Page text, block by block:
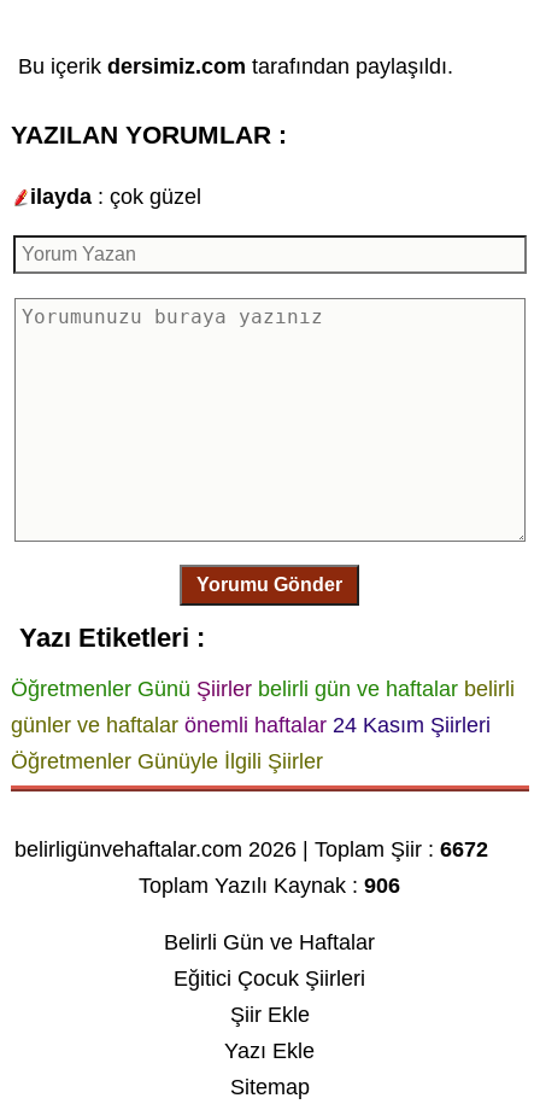
Bu içerik dersimiz.com tarafından paylaşıldı.
YAZILAN YORUMLAR :
ilayda: çok güzel
Yorumu Gönder
Yazı Etiketleri :
Öğretmenler Günü Şiirler belirli gün ve haftalar belirli
günler ve haftalar önemli haftalar 24 Kasım Şiirleri
Öğretmenler Günüyle İlgili Şiirler
belirligünvehaftalar.com 2026 | Toplam Şiir :6672
Toplam Yazılı Kaynak :906
Belirli Gün ve Haftalar
Eğitici Çocuk Şiirleri
Şiir Ekle
Yazı Ekle
Sitemap